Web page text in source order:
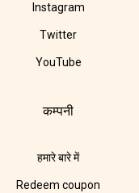
Instagram
Twitter
YouTube
कम्पनी
हमारे बारे में
Redeem coupon